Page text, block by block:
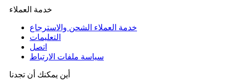
خدمة العملاء
خدمة العملاء الشحن والاسترجاع
التعليمات
اتصل
سياسة ملفات الارتباط
أين يمكنك أن تجدنا